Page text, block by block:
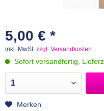
5,00 € *
inkl. MwSt. zzgl. Versandkosten
Sofort versandfertig,
Merken